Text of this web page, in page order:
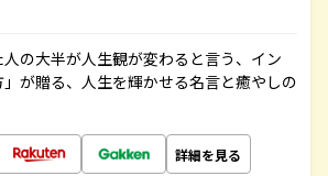
の大半が人生観が変わると言う、イン
」が贈る、人生を輝かせる名言と癒やしの
詳細を見る